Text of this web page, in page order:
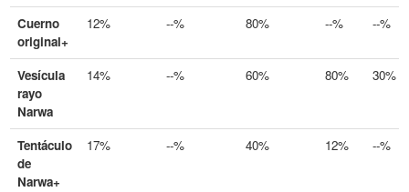
Cuerno
original+
12% --% 80% --% --%
Vesícula
rayo
Narwa
14% --% 60% 80% 30%
Tentáculo
de
Narwa+
17% --% 40% 12% --%